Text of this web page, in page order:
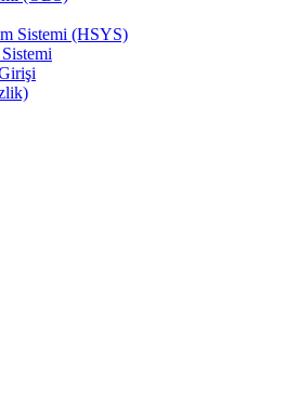
Sistemi (HSYS)